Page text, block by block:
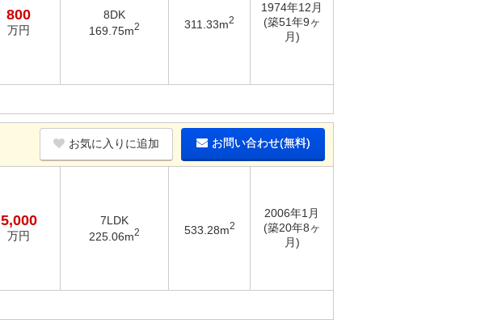
800
万円
8DK
169.75m2 311.33m2
1974年12月
(築51年9ヶ
月)
お気に入りに追加 お問い合わせ(無料)
5,000
万円
7LDK
225.06m2 533.28m2
2006年1月
(築20年8ヶ
月)